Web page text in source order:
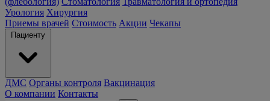
Урология Хирургия
Приемы врачей Стоимость Акции Чекапы
Пациенту
ДМС Органы контроля Вакцинация
О компании Контакты